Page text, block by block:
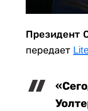
Президент
передает